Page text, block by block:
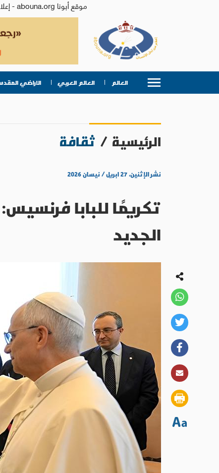
موقع أبونا abouna.org - إعلام من أجل الإنسان | يصدر عن المركز الكاثوليكي للدراسات والإعلام في الأردن - رئيس التحرير: الأب د.رفعت بدر
العالم العالم العربي الاراضي
الرئيسية / ثقافة
نشر الإثنين، ٢٧ ابريل / نيسان ٢٠٢٦
تكريمًا للبابا
الجديد